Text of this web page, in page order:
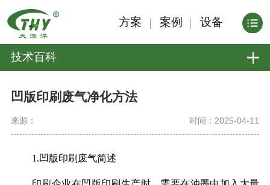
方案 案例 设备
技术百科
凹版印刷废气净化方法
来源： 时间：2025-04-11
1.凹版印刷废气简述